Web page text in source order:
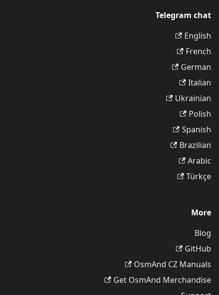
Telegram chat
English
French
German
Italian
Ukrainian
Polish
Spanish
Brazilian
Arabic
Türkçe
More
Blog
GitHub
OsmAnd CZ Manuals
Get OsmAnd Merchandise